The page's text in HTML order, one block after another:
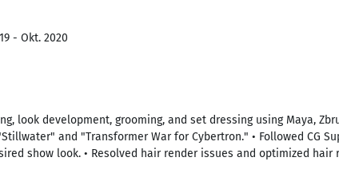
- Okt. 2020
look development, grooming, and set dressing using Maya,
and "Transformer War for Cybertron." • Followed CG
show look. • Resolved hair render issues and optimized hair